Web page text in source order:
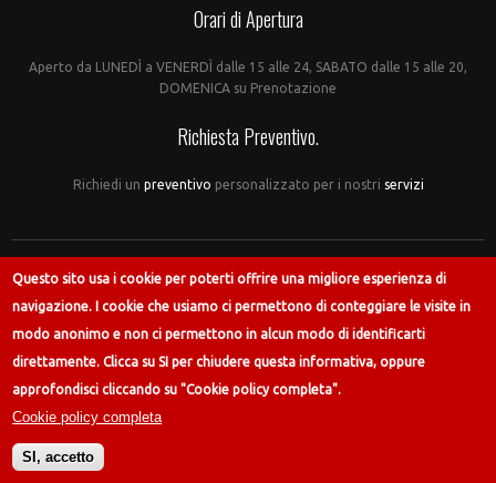
Orari di Apertura
Aperto da LUNEDÌ a VENERDÌ dalle 15 alle 24, SABATO dalle 15 alle 20,
DOMENICA su Prenotazione
Richiesta Preventivo.
Richiedi un preventivo personalizzato per i nostri servizi
© 2014L'OFFICINA APS
Home/Chi Siamo/Sala Prove/Studio/Noleggi/Corsi/LiveVideo
Blog/Servizi/Login/ Contatti/All Services
Facebook
Questo sito usa i cookie per poterti offrire una migliore esperienza di
navigazione. I cookie che usiamo ci permettono di conteggiare le visite in
modo anonimo e non ci permettono in alcun modo di identificarti
direttamente. Clicca su SI per chiudere questa informativa, oppure
approfondisci cliccando su "Cookie policy completa".
Cookie policy completa
SI, accetto